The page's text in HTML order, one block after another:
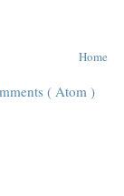
Home
( Atom )